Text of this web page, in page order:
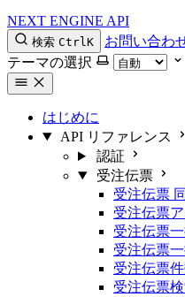
NEXT ENGINE API
検索 CtrlK
お問い合わ
テーマの選択
はじめに
API リファレンス
認証
受注伝票
受注伝票
受注伝票
受注伝票
受注伝票
受注伝票
受注伝票